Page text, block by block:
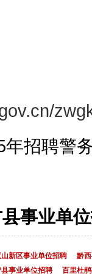
年招聘警
事业单
新区事业单位招聘
黔
事业单位招聘 百里杜